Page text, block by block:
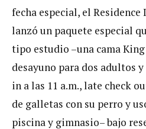
fecha especial, el Residence
lanzó un paquete especial
tipo estudio –una cama King
desayuno para dos adultos
in a las 11 a.m., late check
de galletas con su perro y
piscina y gimnasio– bajo